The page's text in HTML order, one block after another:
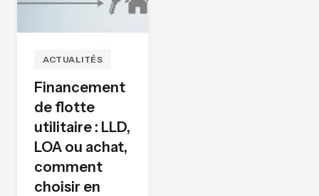
ACTUALITÉS
Financement
de flotte
utilitaire : LLD,
LOA ou achat,
comment
choisir en